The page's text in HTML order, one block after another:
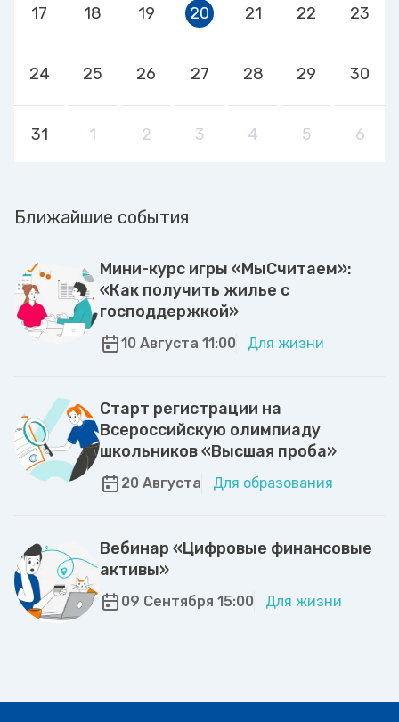
17 18 19 20 21 22 23
24 25 26 27 28 29 30
31 1 2 3 4 5 6
Ближайшие события
Мини-курс игры «МыСчитаем»:
«Как получить жилье с
господдержкой»
10 Августа 11:00 Для жизни
Старт регистрации на
Всероссийскую олимпиаду
школьников «Высшая проба»
20 Августа Для образования
Вебинар «Цифровые финансовые
активы»
09 Сентября 15:00 Для жизни